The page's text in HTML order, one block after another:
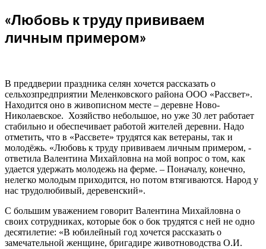
«Любовь к труду прививаем
личным примером»
В преддверии праздника селян хочется рассказать о
сельхозпредприятии Меленковского района ООО «Рассвет».
Находится оно в живописном месте – деревне Ново-
Николаевское. Хозяйство небольшое, но уже 30 лет работает
стабильно и обеспечивает работой жителей деревни. Надо
отметить, что в «Рассвете» трудятся как ветераны, так и
молодёжь. «Любовь к труду прививаем личным примером, -
ответила Валентина Михайловна на мой вопрос о том, как
удается удержать молодежь на ферме. – Поначалу, конечно,
нелегко молодым приходится, но потом втягиваются. Народ у
нас трудолюбивый, деревенский».
С большим уважением говорит Валентина Михайловна о
своих сотрудниках, которые бок о бок трудятся с ней не одно
десятилетие: «В юбилейный год хочется рассказать о
замечательной женщине, бригадире животноводства О.И.